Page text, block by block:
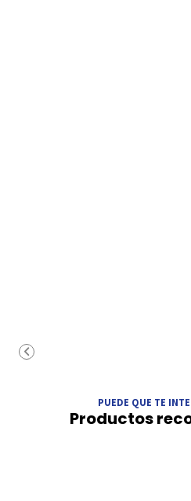
PUEDE QUE TE
Productos